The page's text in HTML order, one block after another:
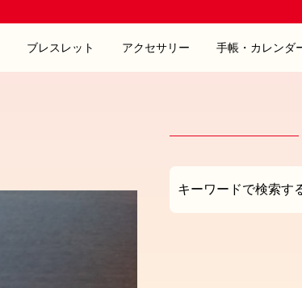
ブレスレット アクセサリー 手帳・カレンダ